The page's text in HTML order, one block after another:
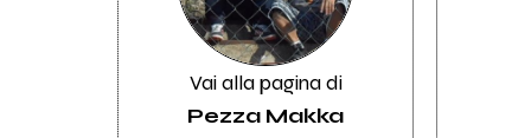
Vai alla pagina di
Pezza Makka